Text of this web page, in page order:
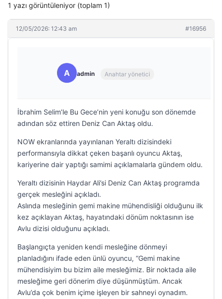
1 yazı görüntüleniyor (toplam 1)
12/05/2026: 12:43 am #16956
A admin Anahtar yönetici
İbrahim Selim’le Bu Gece’nin yeni konuğu son dönemde
adından söz ettiren Deniz Can Aktaş oldu.
NOW ekranlarında yayınlanan Yeraltı dizisindeki
performansıyla dikkat çeken başarılı oyuncu Aktaş,
kariyerine dair yaptığı samimi açıklamalarla gündem oldu.
Yeraltı dizisinin Haydar Ali’si Deniz Can Aktaş programda
gerçek mesleğini açıkladı.
Aslında mesleğinin gemi makine mühendisliği olduğunu ilk
kez açıklayan Aktaş, hayatındaki dönüm noktasının ise
Avlu dizisi olduğunu açıkladı.
Başlangıçta yeniden kendi mesleğine dönmeyi
planladığını ifade eden ünlü oyuncu, “Gemi makine
mühendisiyim bu bizim aile mesleğimiz. Bir noktada aile
mesleğime geri dönerim diye düşünmüştüm. Ancak
Avlu’da çok benim içime işleyen bir sahneyi oynadım.